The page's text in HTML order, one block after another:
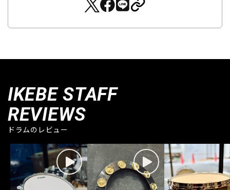
IKEBE STAFF
REVIEWS
ドラムのレビュー